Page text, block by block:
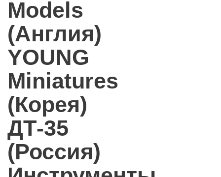
Models
(Англия)
YOUNG
Miniatures
(Корея)
ДТ-35
(Россия)